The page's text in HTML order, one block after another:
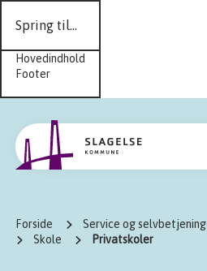
Spring til...
Hovedindhold
Footer
Forside Service og selvbetjening
Skole
Privatskoler